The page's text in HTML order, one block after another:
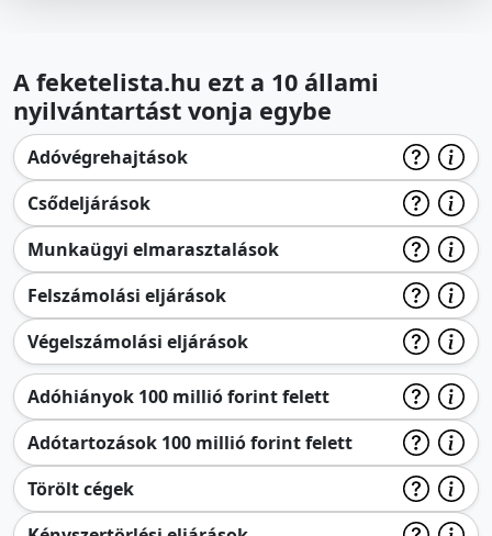
A feketelista.hu ezt a 10 állami
nyilvántartást vonja egybe
Adóvégrehajtások
Csődeljárások
Munkaügyi elmarasztalások
Felszámolási eljárások
Végelszámolási eljárások
Adóhiányok 100 millió forint felett
Adótartozások 100 millió forint felett
Törölt cégek